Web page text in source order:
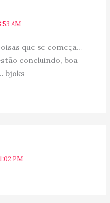
AM
que se começa…
concluindo, boa
bjoks
PM